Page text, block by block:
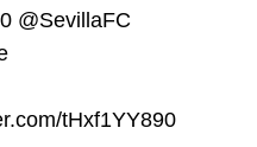
@SevillaFC
tHxf1YY890